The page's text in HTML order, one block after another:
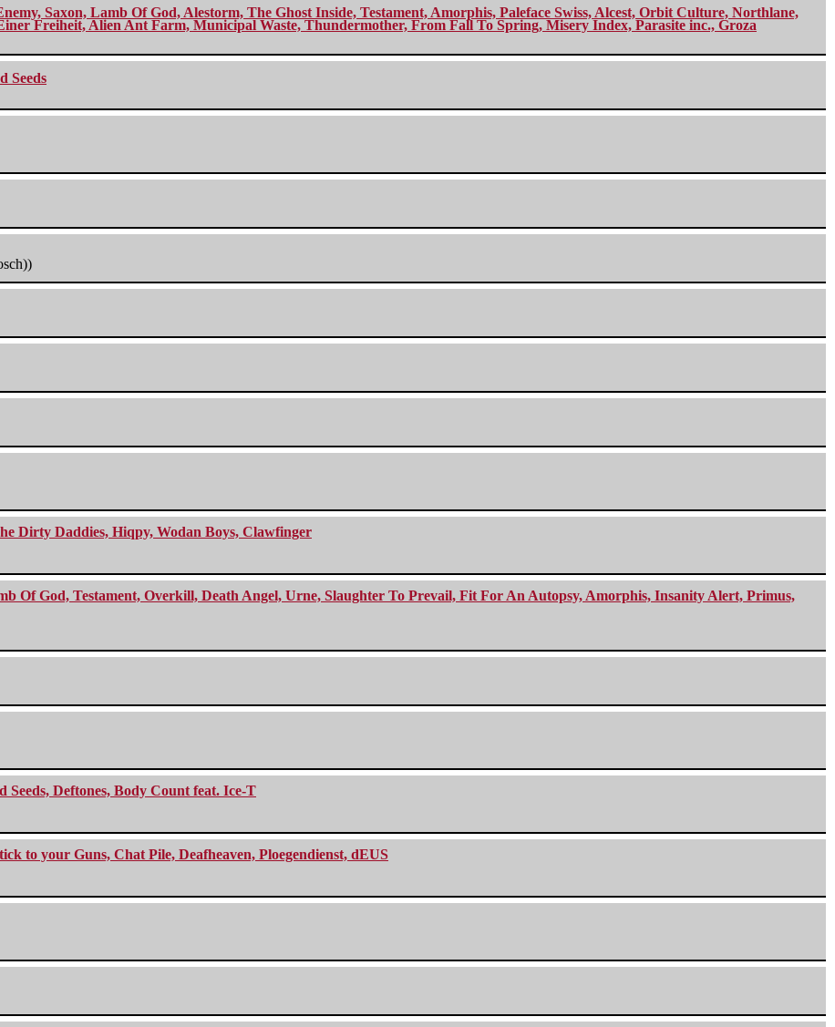
Saxon, Lamb Of God, Alestorm, The Ghost Inside, Testament, Amorphis, Paleface Swiss, Alcest, Orbit Culture, Northlane,
Freiheit, Alien Ant Farm, Municipal Waste, Thundermother, From Fall To Spring, Misery Index, Parasite inc., Groza
Seeds
Dirty Daddies, Hiqpy, Wodan Boys, Clawfinger
Of God, Testament, Overkill, Death Angel, Urne, Slaughter To Prevail, Fit For An Autopsy, Amorphis, Insanity Alert, Primus,
Deftones, Body Count feat. Ice-T
to your Guns, Chat Pile, Deafheaven, Ploegendienst, dEUS